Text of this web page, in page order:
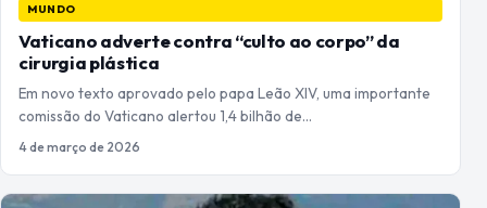
MUNDO
Vaticano adverte contra “culto ao corpo” da
cirurgia plástica
Em novo texto aprovado pelo papa Leão XIV, uma importante
comissão do Vaticano alertou 1,4 bilhão de…
4 de março de 2026